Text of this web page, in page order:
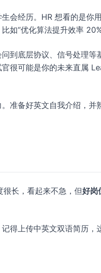
会经历。HR 想看的是你
比如“优化算法提升效率
到底层协议、信号处理等
很可能是你的未来直属
准备好英文自我介绍，并
长，看起来不急，但好岗
得上传中英文双语简历，